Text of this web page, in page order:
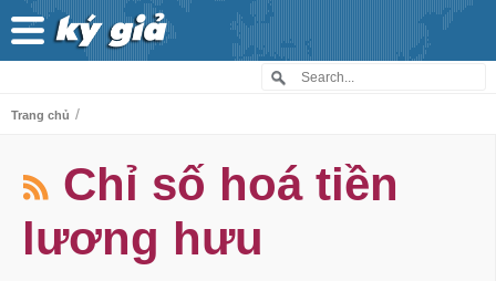
Trang chủ /
Chỉ số hoá tiền
lương hưu